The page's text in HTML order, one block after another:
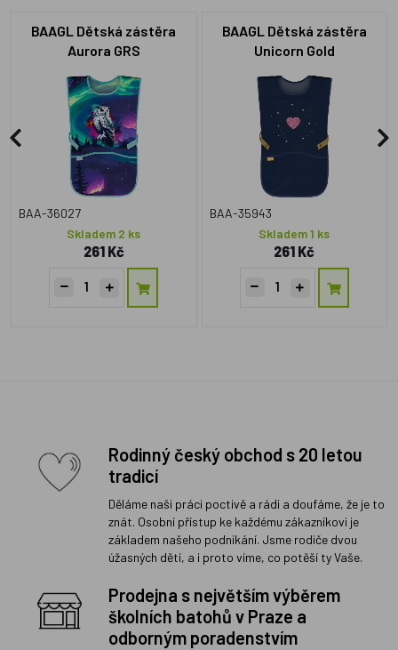
BAAGL Dětská zástěra
Aurora GRS
BAA-36027
Skladem 2 ks
261 Kč
BAAGL Dětská zástěra
Unicorn Gold
BAA-35943
Skladem 1 ks
261 Kč
Rodinný český obchod s 20 letou
tradicí
Děláme naši práci poctivě a rádi a doufáme, že je to
znát. Osobní přístup ke každému zákazníkovi je
základem našeho podnikání. Jsme rodiče dvou
úžasných dětí, a i proto víme, co potěší ty Vaše.
Prodejna s největším výběrem
školních batohů v Praze a
odborným poradenstvím